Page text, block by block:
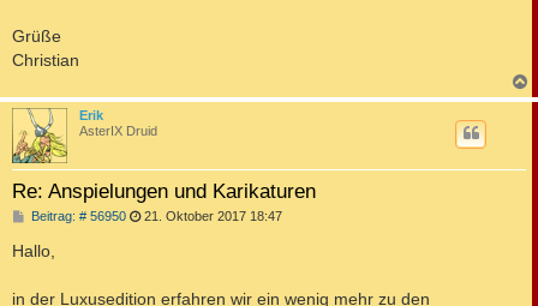
Grüße
Christian
a
Erik
AsterIX Druid
Re: Anspielungen und Karikaturen
Beitrag: # 56950B
a
21. Oktober 2017 18:47
Hallo,
in der Luxusedition erfahren wir ein wenig mehr zu den